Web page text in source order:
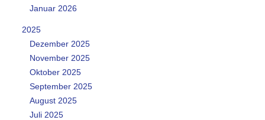
Januar 2026
2025
Dezember 2025
November 2025
Oktober 2025
September 2025
August 2025
Juli 2025